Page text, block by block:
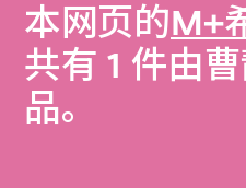
本网页的M+
共有 1 件由
品。